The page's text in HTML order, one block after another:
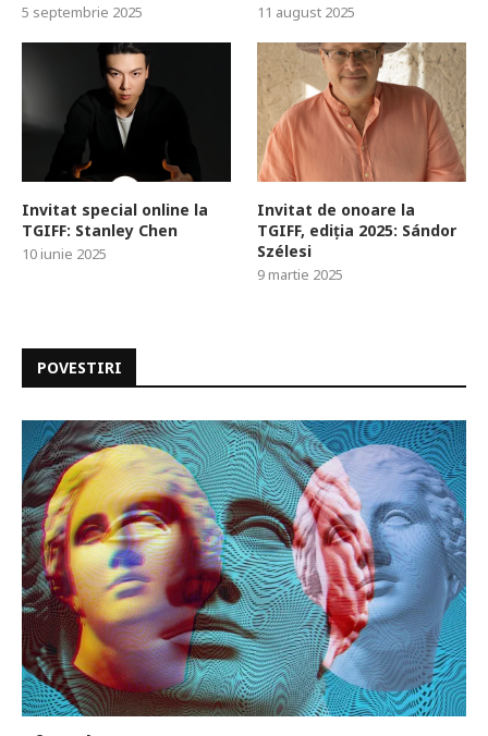
5 septembrie 2025 11 august 2025
Invitat special online la
TGIFF: Stanley Chen
10 iunie 2025
Invitat de onoare la
TGIFF, ediția 2025: Sándor
Szélesi
9 martie 2025
POVESTIRI